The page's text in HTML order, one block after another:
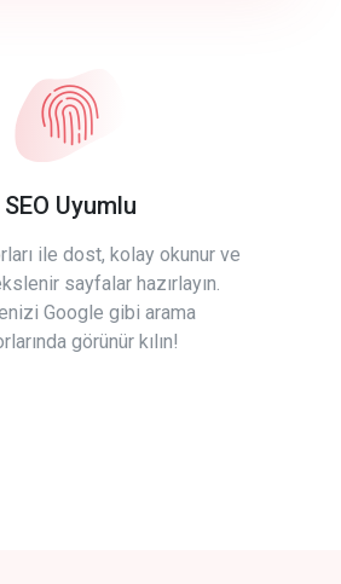
SEO Uyumlu
ile dost, kolay okunur ve
sayfalar hazırlayın.
Google gibi arama
görünür kılın!